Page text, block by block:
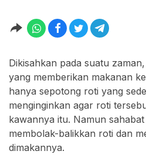
Dikisahkan pada suatu
yang memberikan makanan
hanya sepotong roti yang
menginginkan agar roti
kawannya itu. Namun
membolak-balikkan roti dan
dimakannya.